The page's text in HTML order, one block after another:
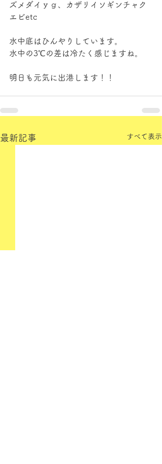
ズメダイｙｇ、カザリイソギンチャク
エビetc
水中底はひんやりしています。
水中の3℃の差は冷たく感じますね。
明日も元気に出港します！！
最新記事 すべて表示